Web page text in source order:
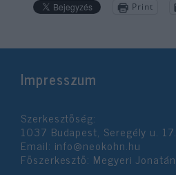
Print
Impresszum
Szerkesztőség:
1037 Budapest, Seregély u. 17.
Email: info@neokohn.hu
Főszerkesztő: Megyeri Jonatán